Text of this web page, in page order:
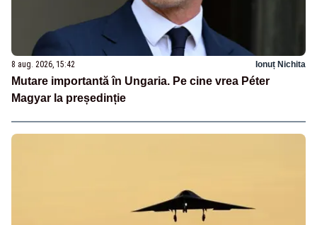
8 aug. 2026, 15:42 Ionuț Nichita
Mutare importantă în Ungaria. Pe cine vrea Péter
Magyar la președinție